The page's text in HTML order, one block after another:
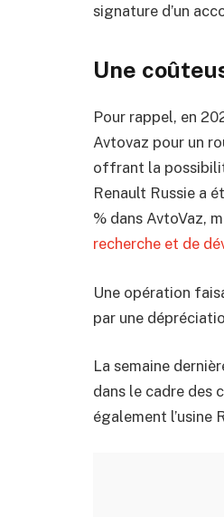
signature d’un
Une
Pour rappel, en
Avtovaz pour un
offrant la
Renault Russie a
% dans AvtoVaz,
recherche et de
Une opération
par une
La semaine
dans le cadre des
également l’usine